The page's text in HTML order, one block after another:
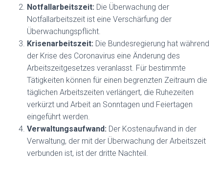
Notfallarbeitszeit: Die Überwachung der
Notfallarbeitszeit ist eine Verschärfung der
Überwachungspflicht.
Krisenarbeitszeit: Die Bundesregierung hat während
der Krise des Coronavirus eine Änderung des
Arbeitszeitgesetzes veranlasst. Für bestimmte
Tätigkeiten können für einen begrenzten Zeitraum die
täglichen Arbeitszeiten verlängert, die Ruhezeiten
verkürzt und Arbeit an Sonntagen und Feiertagen
eingeführt werden.
Verwaltungsaufwand: Der Kostenaufwand in der
Verwaltung, der mit der Überwachung der Arbeitszeit
verbunden ist, ist der dritte Nachteil.